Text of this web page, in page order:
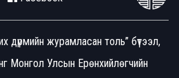
дүрмийн журамласан толь” бүтээл,
Монгол Улсын Ерөнхийлөгчийн